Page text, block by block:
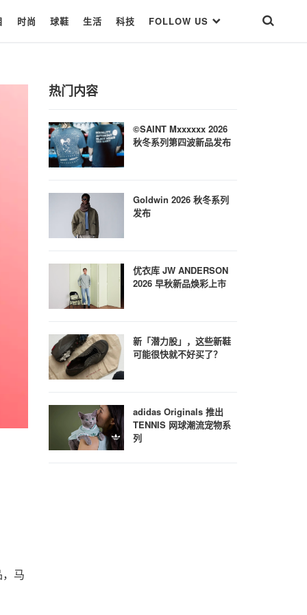
时尚 球鞋 生活 科技 FOLLOW US
马
热门内容
©SAINT Mxxxxxx 2026
秋冬系列第四波新品发布
Goldwin 2026 秋冬系列
发布
优衣库 JW ANDERSON
2026 早秋新品焕彩上市
新「潜力股」，这些新鞋
可能很快就不好买了？
adidas Originals 推出
TENNIS 网球潮流宠物系
列